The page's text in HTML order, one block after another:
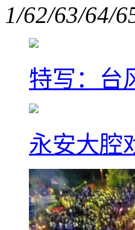
1/62/63/64/6
特写：台
永安大腔